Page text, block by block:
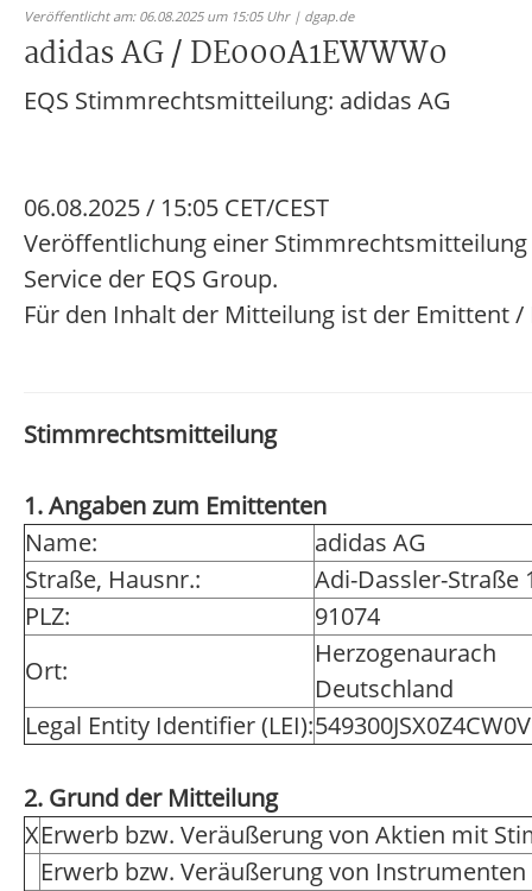
Veröffentlicht am: 06.08.2025 um 15:05 Uhr | dgap.de
adidas AG / DE000A1EWWW0
EQS Stimmrechtsmitteilung: adidas AG
06.08.2025 / 15:05 CET/CEST
Veröffentlichung einer
Service der EQS Group.
Für den Inhalt der Mitteilung ist der Emittent
Stimmrechtsmitteilung
1. Angaben zum Emittenten
Name:
adidas AG
Straße, Hausnr.:
Adi-Dassler-Straße
PLZ:
91074
Ort:
Herzogenaurach
Deutschland
Legal Entity Identifier (LEI):
2. Grund der Mitteilung
XErwerb bzw. Veräußerung von Aktien mit
Erwerb bzw. Veräußerung von Instrumenten